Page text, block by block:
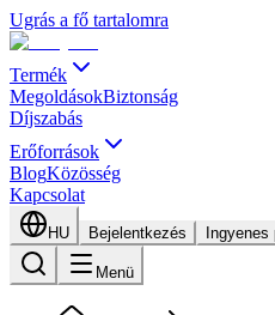
Ugrás a fő tartalomra
Termék
MegoldásokBiztonság
Díjszabás
Erőforrások
BlogKözösség
Kapcsolat
HU Bejelentkezés Ingyenes
Menü